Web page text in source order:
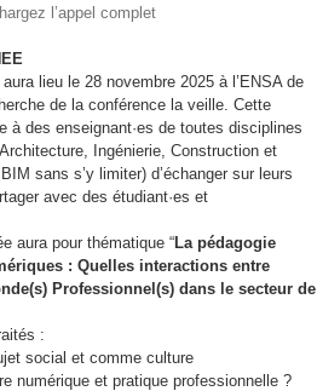
l’appel complet
lieu le 28 novembre 2025 à l’ENSA de
de la conférence la veille. Cette
à des enseignant·es de toutes disciplines
Ingénierie, Construction et
sans s’y limiter) d’échanger sur leurs
avec des étudiant·es et
aura pour thématique “La pédagogie
: Quelles interactions entre
Professionnel(s) dans le secteur de
:
social et comme culture
numérique et pratique professionnelle ?